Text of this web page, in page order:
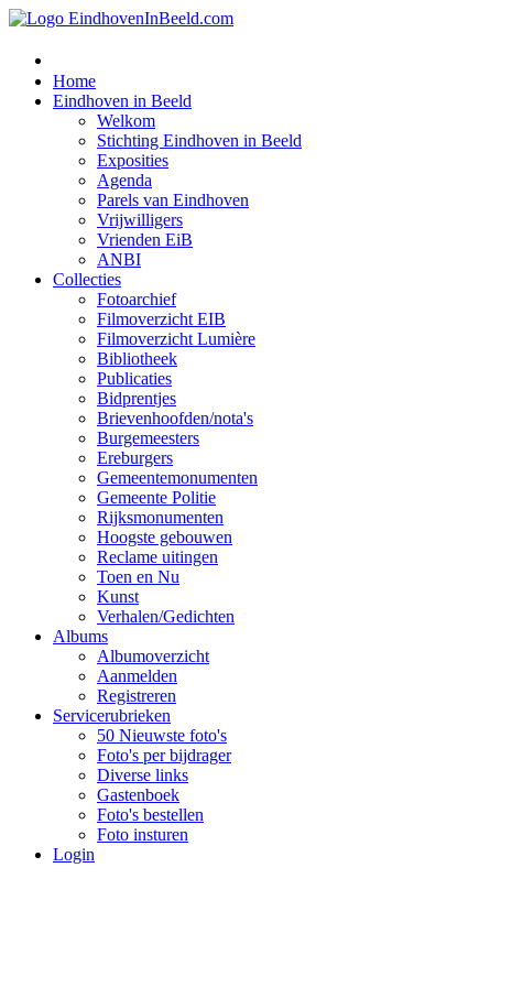
Home
Eindhoven in Beeld
Welkom
Stichting Eindhoven in Beeld
Exposities
Agenda
Parels van Eindhoven
Vrijwilligers
Vrienden EiB
ANBI
Collecties
Fotoarchief
Filmoverzicht EIB
Filmoverzicht Lumière
Bibliotheek
Publicaties
Bidprentjes
Brievenhoofden/nota's
Burgemeesters
Ereburgers
Gemeentemonumenten
Gemeente Politie
Rijksmonumenten
Hoogste gebouwen
Reclame uitingen
Toen en Nu
Kunst
Verhalen/Gedichten
Albums
Albumoverzicht
Aanmelden
Registreren
Servicerubrieken
50 Nieuwste foto's
Foto's per bijdrager
Diverse links
Gastenboek
Foto's bestellen
Foto insturen
Login